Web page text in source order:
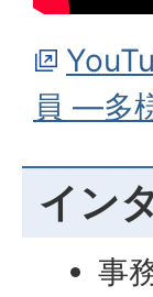
員 ―多
イン
事